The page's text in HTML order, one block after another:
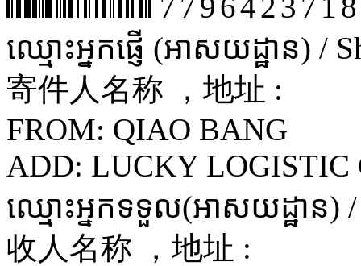
ឈ្មោះអ្នកផ្ញើ (អាសយដ្ឋាន) /
寄件人名称 ，地址 :
FROM: QIAO BANG
ADD: LUCKY LOGISTIC
ឈ្មោះអ្នកទទួល(អាសយដ្ឋាន) /
收人名称 ，地址 :